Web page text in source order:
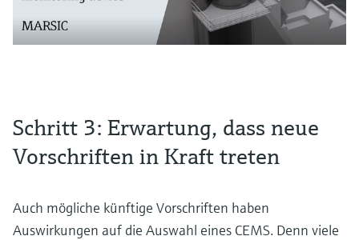
Schritt 3: Erwartung, dass neue
Vorschriften in Kraft treten
Auch mögliche künftige Vorschriften haben
Auswirkungen auf die Auswahl eines CEMS. Denn viele